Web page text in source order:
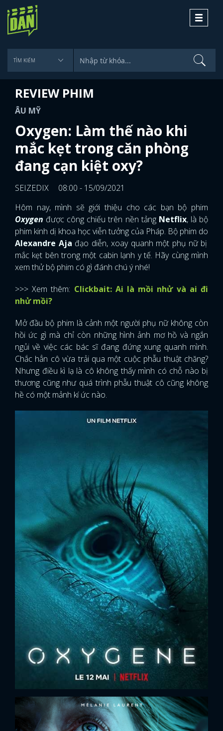
Toggle
REVIEW PHIM
ÂU MỸ
Oxygen: Làm thế nào khi
mắc kẹt trong căn phòng
đang cạn kiệt oxy?
SEIZEDIX
08:00 - 15/09/2021
Hôm nay, mình sẽ giới thiệu cho các bạn bộ phim
Oxygen được công chiếu trên nền tảng Netflix, là bộ
phim kinh dị khoa học viễn tưởng của Pháp. Bộ phim do
Alexandre Aja đạo diễn, xoay quanh một phụ nữ bị
mắc kẹt bên trong một cabin lạnh y tế. Hãy cùng mình
xem thử bộ phim có gì đánh chú ý nhé!
>>> Xem thêm: Clickbait: Ai là mồi nhử và ai đi
nhử mồi?
Mở đầu bộ phim là cảnh một người phụ nữ không còn
hồi ức gì mà chỉ còn những hình ảnh mơ hồ và ngắn
ngủi về việc các bác sĩ đang đứng xung quanh mình.
Chắc hẳn cô vừa trải qua một cuộc phẫu thuật chăng?
Nhưng điều kì lạ là cô không thấy mình có chỗ nào bị
thương cũng như quá trình phẫu thuật cô cũng không
hề có một mảnh kí ức nào.